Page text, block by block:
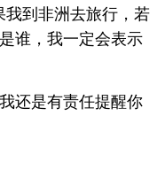
我到非洲去旅行，若
谁，我一定会表示
还是有责任提醒你